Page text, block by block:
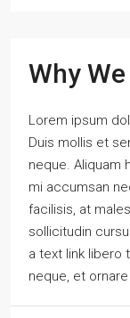
Why
Lorem ipsum
Duis mollis et
neque. Aliquam
mi accumsan
facilisis, at
sollicitudin
a text link libero
neque, et